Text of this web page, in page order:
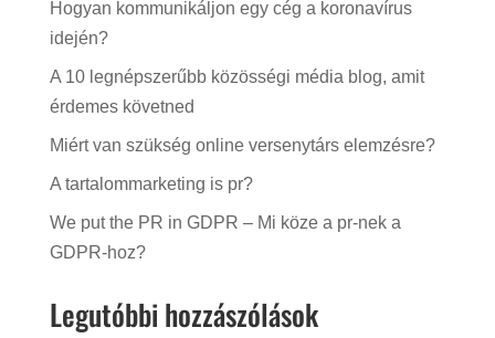
Hogyan kommunikáljon egy cég a koronavírus
idején?
A 10 legnépszerűbb közösségi média blog, amit
érdemes követned
Miért van szükség online versenytárs elemzésre?
A tartalommarketing is pr?
We put the PR in GDPR – Mi köze a pr-nek a
GDPR-hoz?
Legutóbbi hozzászólások